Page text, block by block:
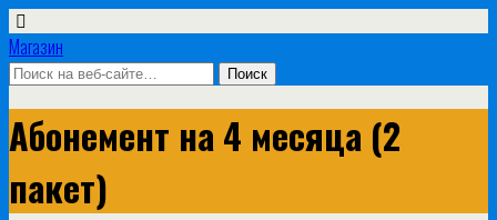
Магазин
Абонемент на 4 месяца (2
пакет)